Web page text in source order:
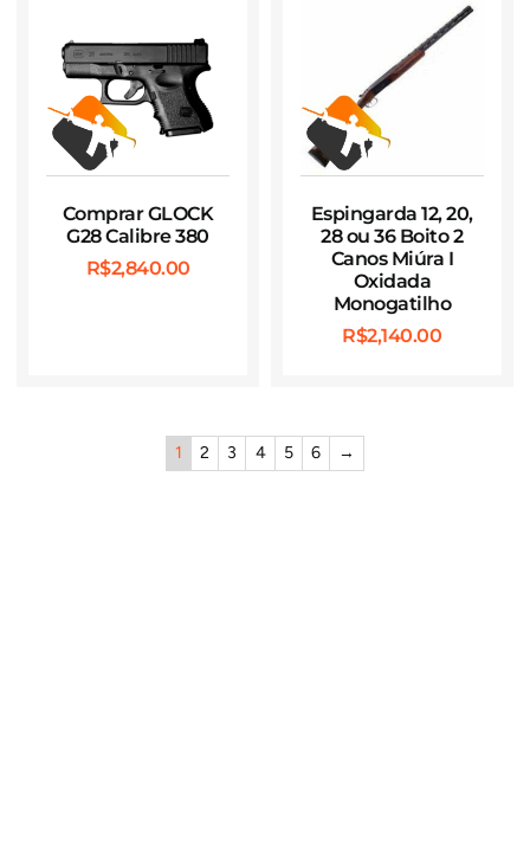
Comprar GLOCK
G28 Calibre 380
R$2,840.00
Espingarda 12, 20,
28 ou 36 Boito 2
Canos Miúra I
Oxidada
Monogatilho
R$2,140.00
1 2 3 4 5 6 →